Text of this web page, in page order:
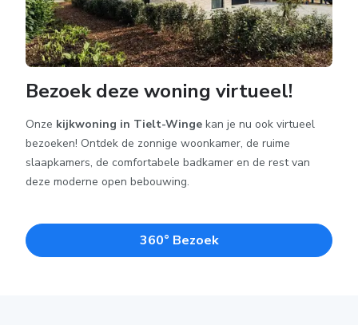
Bezoek deze woning virtueel!
Onze kijkwoning in Tielt-Winge kan je nu ook virtueel
bezoeken! Ontdek de zonnige woonkamer, de ruime
slaapkamers, de comfortabele badkamer en de rest van
deze moderne open bebouwing.
360° Bezoek